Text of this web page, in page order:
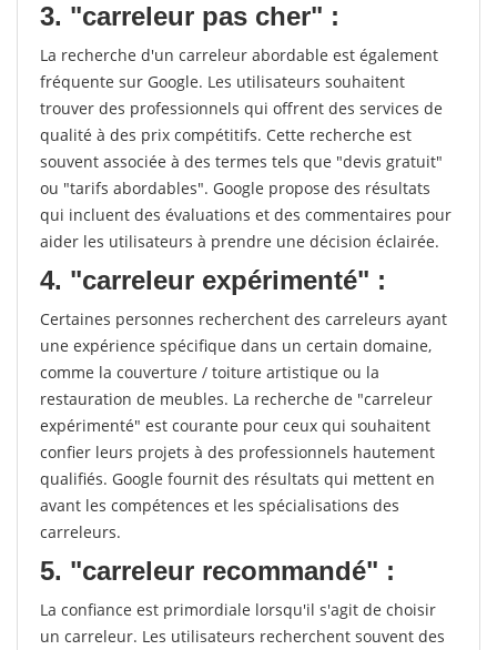
3. "carreleur pas cher" :
La recherche d'un carreleur abordable est également
fréquente sur Google. Les utilisateurs souhaitent
trouver des professionnels qui offrent des services de
qualité à des prix compétitifs. Cette recherche est
souvent associée à des termes tels que "devis gratuit"
ou "tarifs abordables". Google propose des résultats
qui incluent des évaluations et des commentaires pour
aider les utilisateurs à prendre une décision éclairée.
4. "carreleur expérimenté" :
Certaines personnes recherchent des carreleurs ayant
une expérience spécifique dans un certain domaine,
comme la couverture / toiture artistique ou la
restauration de meubles. La recherche de "carreleur
expérimenté" est courante pour ceux qui souhaitent
confier leurs projets à des professionnels hautement
qualifiés. Google fournit des résultats qui mettent en
avant les compétences et les spécialisations des
carreleurs.
5. "carreleur recommandé" :
La confiance est primordiale lorsqu'il s'agit de choisir
un carreleur. Les utilisateurs recherchent souvent des